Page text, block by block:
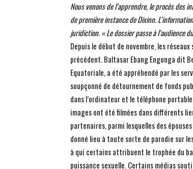
Nous venons de l’apprendre, le procès des
de première instance de Dixinn.
juridiction. «Le dossier passe à l’audience
Depuis le début de novembre, les
précédent. Baltasar Ebang Engonga dit
Equatoriale, a été appréhendé par les
soupçonné de détournement de fonds
dans l’ordinateur et le téléphone
images ont été filmées dans différents
partenaires, parmi lesquelles des
donné lieu à toute sorte de parodie sur
à qui certains attribuent le trophée du
puissance sexuelle. Certains médias